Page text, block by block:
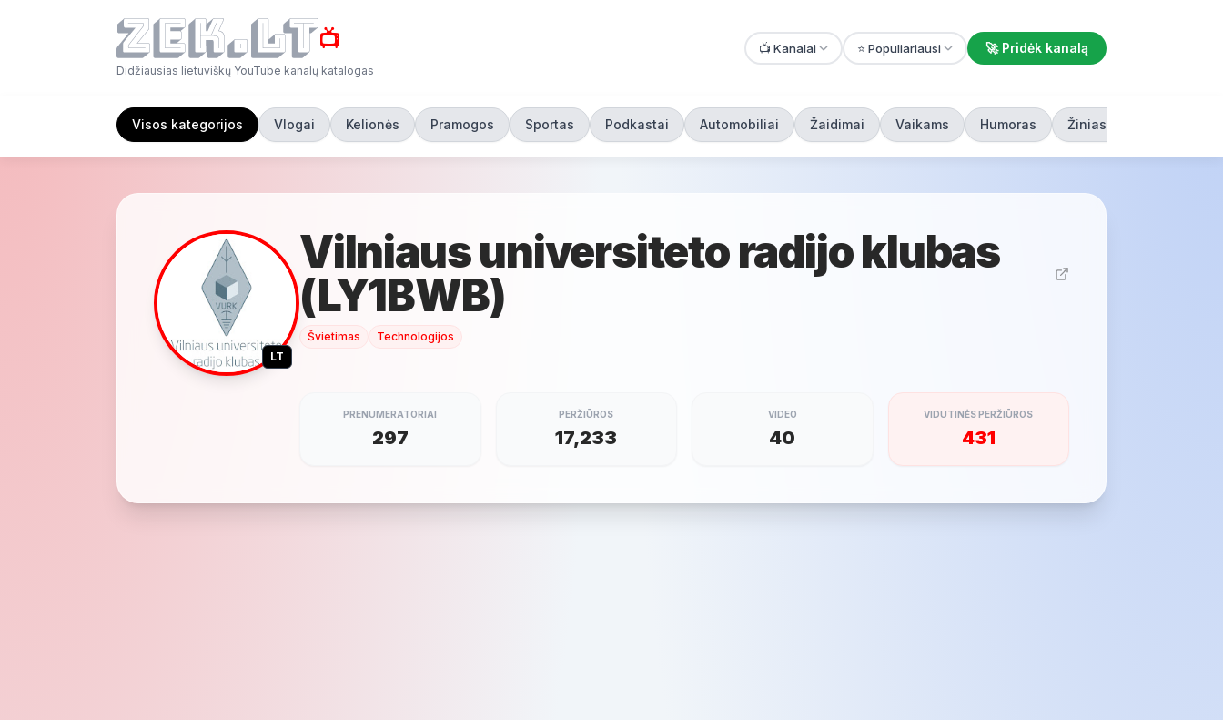
📺
Didžiausias lietuviškų YouTube kanalų katalogas
📺 Kanalai ⭐ Populiariausi 🚀 Pridėk kanalą
Visos kategorijos Vlogai Kelionės Pramogos Sportas Podkastai Automobiliai Žaidimai Vaikams Humoras Žiniasklaida
LT
Vilniaus universiteto radijo klubas
(LY1BWB)
Švietimas Technologijos
PRENUMERATORIAI
297
PERŽIŪROS
17,233
VIDEO
40
VIDUTINĖS PERŽIŪROS
431